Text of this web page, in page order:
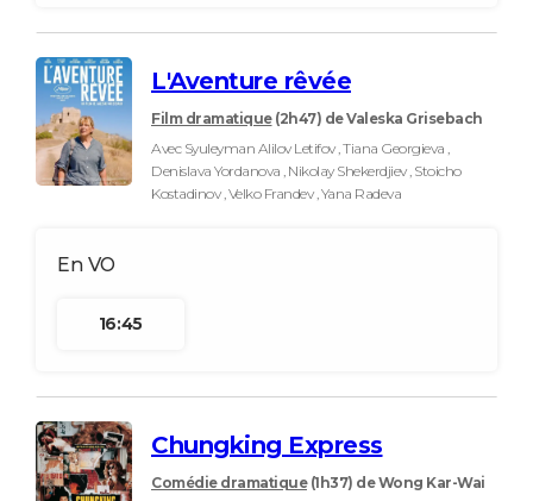
L'Aventure rêvée
Film dramatique (2h47) de Valeska Grisebach
Avec Syuleyman Alilov Letifov , Tiana Georgieva ,
Denislava Yordanova , Nikolay Shekerdjiev , Stoicho
Kostadinov , Velko Frandev , Yana Radeva
16:45
Chungking Express
Comédie dramatique (1h37) de Wong Kar-Wai